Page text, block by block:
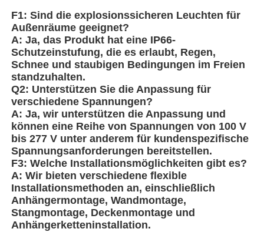
Referenzen
Explosionssichere Beleuchtung
Explosionssicheres Warnungs-Licht
explosionsgeschützter Ventilator
Explosionsgeschützte Box
Explosionsgeschützter Schalter
F1: Sind die explosionssicheren Leuchten für
Außenräume geeignet?
A: Ja, das Produkt hat eine IP66-
Schutzeinstufung, die es erlaubt, Regen,
Schnee und staubigen Bedingungen im Freien
standzuhalten.
Q2: Unterstützen Sie die Anpassung für
verschiedene Spannungen?
A: Ja, wir unterstützen die Anpassung und
können eine Reihe von Spannungen von 100 V
bis 277 V unter anderem für kundenspezifische
Spannungsanforderungen bereitstellen.
F3: Welche Installationsmöglichkeiten gibt es?
A: Wir bieten verschiedene flexible
Installationsmethoden an, einschließlich
Anhängermontage, Wandmontage,
Stangmontage, Deckenmontage und
Anhängerketteninstallation.